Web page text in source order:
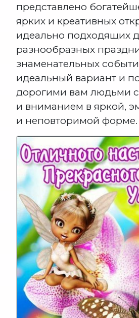
представлено
ярких и креативных
идеально подходящих
разнообразных
знаменательных
идеальный вариант и
дорогими вам людьми
и вниманием в яркой,
и неповторимой форме.